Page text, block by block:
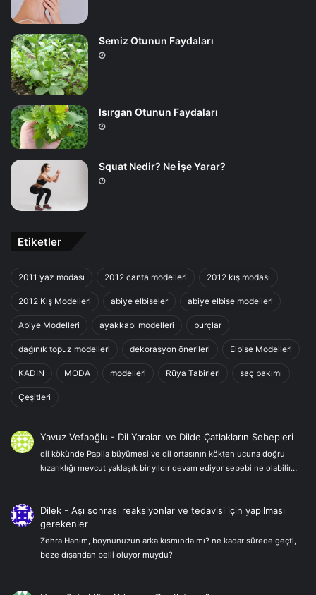
Semiz Otunun Faydaları
Isırgan Otunun Faydaları
Squat Nedir? Ne İşe Yarar?
Etiketler
2011 yaz modası 2012 canta modelleri 2012 kış modası
2012 Kış Modelleri abiye elbiseler abiye elbise modelleri
Abiye Modelleri ayakkabı modelleri burçlar
dağınık topuz modelleri dekorasyon önerileri Elbise Modelleri
KADIN MODA modelleri Rüya Tabirleri saç bakımı
Çeşitleri
Yavuz Vefaoğlu - Dil Yaraları ve Dilde Çatlakların Sebepleri
dil kökünde Papila büyümesi ve dil ortasının kökten ucuna doğru
kızarıklığı mevcut yaklaşık bir yıldır devam ediyor sebebi ne olabilir…
Dilek -Aşı sonrası reaksiyonlar ve tedavisi için yapılması
gerekenler
Zehra Hanım, boynunuzun arka kısmında mı? ne kadar sürede geçti,
beze dışarıdan belli oluyor muydu?